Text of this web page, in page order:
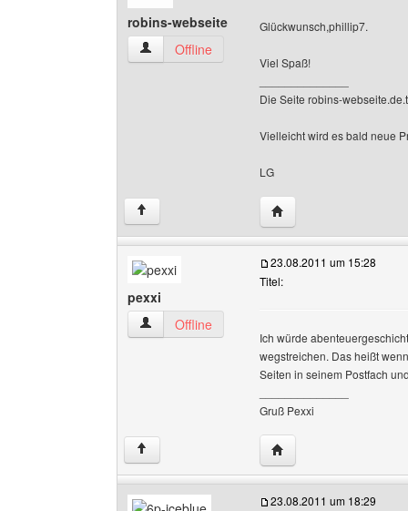
robins-webseite
robins-webseite Benutzer-Profile anzeigen
Offline
Glückwunsch,phillip7.
Viel Spaß!
Die Seite robins-
Vielleicht wird es bald neue
LG
↑ Website dieses
pexxi
pexxi Benutzer-Profile anzeigen
Offline
23.08.2011 um 15:28
Titel:
Ich würde
wegstreichen. Das heißt
Seiten in seinem Postfach
Gruß Pexxi
↑ Website dieses
23.08.2011 um 18:29